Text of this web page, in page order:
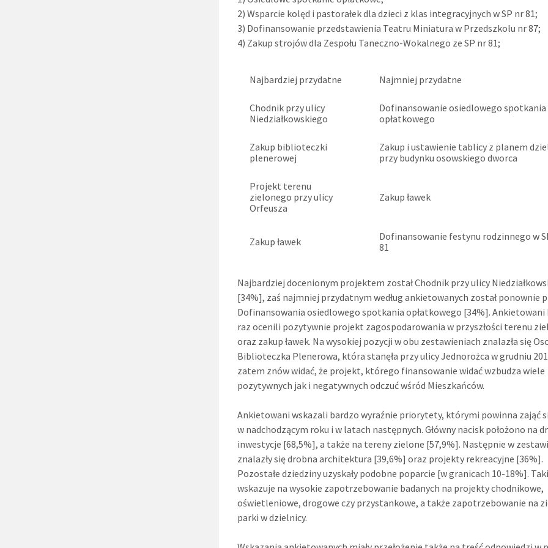
2) Wsparcie kolęd i pastorałek dla dzieci z klas integracyjnych w SP nr 81;
3) Dofinansowanie przedstawienia Teatru Miniatura w Przedszkolu nr 87;
4) Zakup strojów dla Zespołu Taneczno-Wokalnego ze SP nr 81;
Najbardziej przydatne Najmniej przydatne
Chodnik przy ulicy
Niedziałkowskiego
Dofinansowanie osiedlowego spotkania
opłatkowego
Zakup biblioteczki
plenerowej
Zakup i ustawienie tablicy z planem
przy budynku osowskiego dworca
Projekt terenu
zielonego przy ulicy
Orfeusza
Zakup ławek
Zakup ławek
Dofinansowanie festynu rodzinnego w
81
Najbardziej docenionym projektem został Chodnik przy ulicy
[34%], zaś najmniej przydatnym według ankietowanych został ponownie
Dofinansowania osiedlowego spotkania opłatkowego [34%]. Ankietowani
raz ocenili pozytywnie projekt zagospodarowania w przyszłości terenu
oraz zakup ławek. Na wysokiej pozycji w obu zestawieniach znalazła się
Biblioteczka Plenerowa, która stanęła przy ulicy Jednorożca w grudniu
zatem znów widać, że projekt, którego finansowanie widać wzbudza wiele
pozytywnych jak i negatywnych odczuć wśród Mieszkańców.
Ankietowani wskazali bardzo wyraźnie priorytety, którymi powinna zająć
w nadchodzącym roku i w latach następnych. Główny nacisk położono na
inwestycje [68,5%], a także na tereny zielone [57,9%]. Następnie w
znalazły się drobna architektura [39,6%] oraz projekty rekreacyjne [36%].
Pozostałe dziedziny uzyskały podobne poparcie [w granicach 10-18%].
wskazuje na wysokie zapotrzebowanie badanych na projekty chodnikowe,
oświetleniowe, drogowe czy przystankowe, a także zapotrzebowanie na
parki w dzielnicy.